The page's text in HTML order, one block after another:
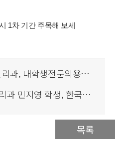
1차 기간 주목해 보세
소방안전관리과, 대학생전문의용소방대 임명장 수여식 거행
소방안전관리과 민지영 학생, 한국소방산업기술원 소방인재 장학생 선발
목록